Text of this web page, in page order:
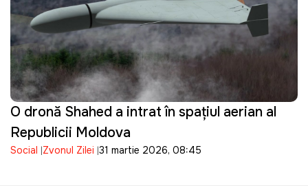
O dronă Shahed a intrat în spațiul aerian al
Republicii Moldova
Social Zvonul Zilei 31 martie 2026, 08:45